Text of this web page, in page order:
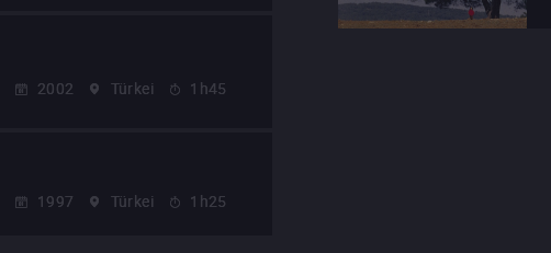
2002 Türkei 1h45
1997 Türkei 1h25